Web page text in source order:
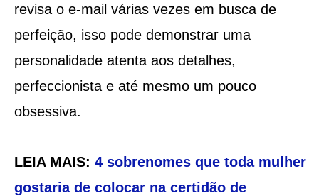
revisa o e-mail várias vezes em busca de
perfeição, isso pode demonstrar uma
personalidade atenta aos detalhes,
perfeccionista e até mesmo um pouco
obsessiva.
LEIA MAIS: 4 sobrenomes que toda mulher
gostaria de colocar na certidão de